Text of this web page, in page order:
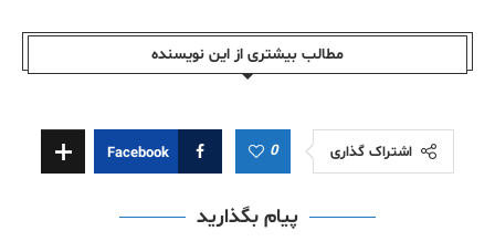
مطالب بیشتری از این نویسندە
اشتراک گذاری 0
Facebook
پیام بگذارید